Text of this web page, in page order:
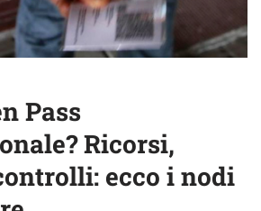
Pass
Ricorsi,
ecco i nodi